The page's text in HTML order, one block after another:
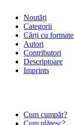
Noutăți
Categorii
Cărți cu
Autori
Contributori
Descriptoare
Imprints
Cum cumpăr?
Cum plătesc?